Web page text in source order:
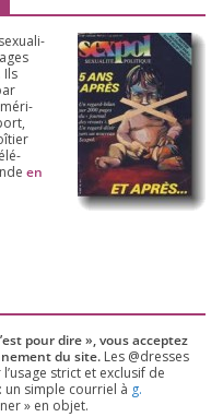
. Ils
en
pour dire », vous accep­tez
du site. Les @dresses
strict et exclu­sif de
: un simple cour­riel à g.​
» en objet.